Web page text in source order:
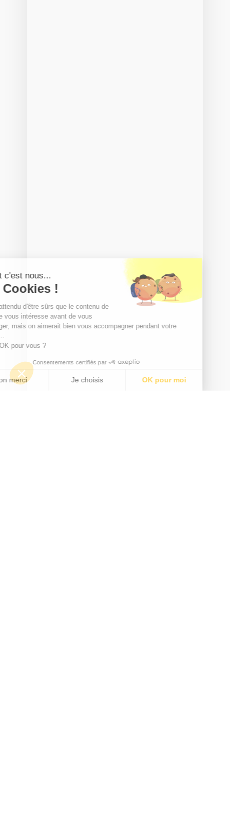
Salut c'est nous...
les Cookies !
On a attendu d'être sûrs que le contenu de
ce site vous intéresse avant de vous
déranger, mais on aimerait bien vous accompagner pendant votre
C'est OK pour vous ?
Consentements certifiés par
Non merci Je choisis OK pour moi